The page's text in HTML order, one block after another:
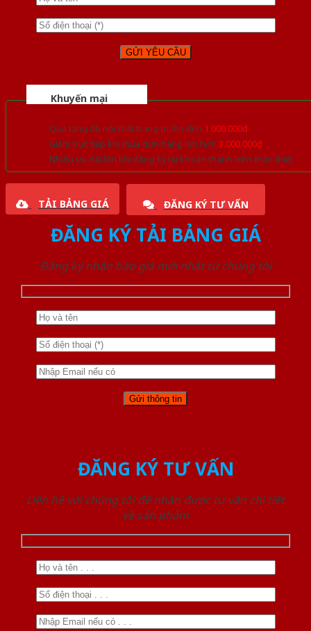
Khuyến mại
Quà tặng đồ nội thất trang trí lên đến 1.000.000đ
Giảm trực tiếp khi mua đơn hàng lớn hơn 3.000.000đ
Nhiều ưu đãi lớn khi đăng ký tài khoản thành viên thân thiết
TẢI BẢNG GIÁ ĐĂNG KÝ TƯ VẤN
ĐĂNG KÝ TẢI BẢNG GIÁ
Đăng ký nhận báo giá mới nhất từ chúng tôi
ĐĂNG KÝ TƯ VẤN
Liên hệ với chúng tôi để nhận được tư vấn chi tiết
về sản phẩm